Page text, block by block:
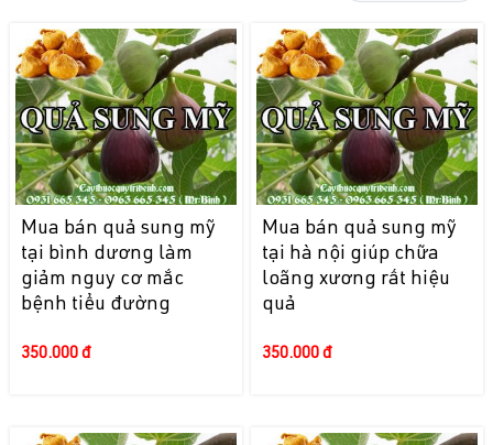
Mua bán quả sung mỹ
tại bình dương làm
giảm nguy cơ mắc
bệnh tiểu đường
350.000 đ
Mua bán quả sung mỹ
tại hà nội giúp chữa
loãng xương rất hiệu
quả
350.000 đ